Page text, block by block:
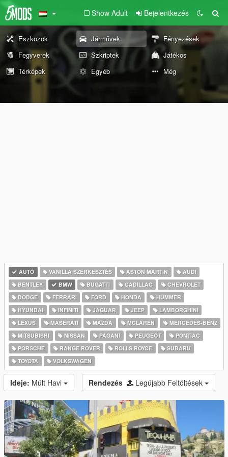
Show Adult Bejelentkezés
Eszközök Járművek
Fényezések
Fegyverek
Szkriptek
Játékos
Térképek
Egyéb Még
AUTÓ VANILLA SZERKESZTÉS ASTON MARTIN
AUDI
BENTLEY
BMW BUGATTI CADILLAC
CHEVROLET
DODGE
FERRARI FORD HONDA
HUMMER
HYUNDAI
INFINITI JAGUAR JEEP
LAMBORGHINI
LEXUS
MASERATI MAZDA MCLAREN
MERCEDES-BENZ
MITSUBISHI
NISSAN PAGANI PEUGEOT
PONTIAC
PORSCHE
RANGE ROVER ROLLS ROYCE
SUBARU
TOYOTA
VOLKSWAGEN
Ideje: Múlt Havi Rendezés Legújabb Feltöltések